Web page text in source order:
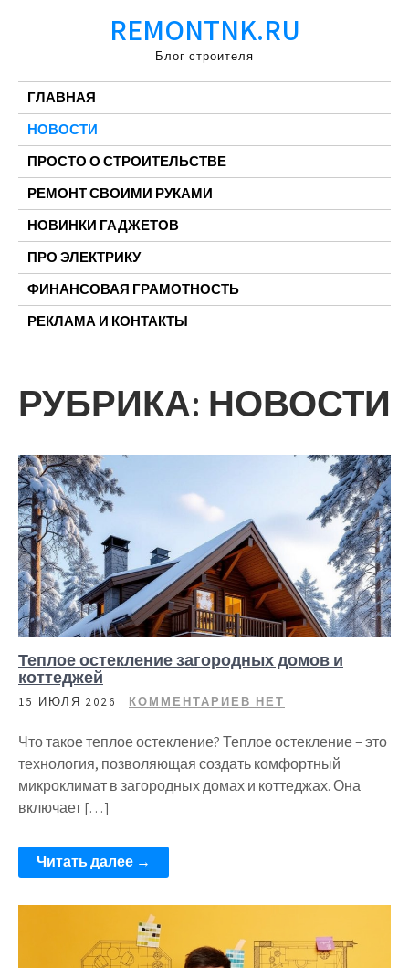
REMONTNK.RU
Блог строителя
ГЛАВНАЯ
НОВОСТИ
ПРОСТО О СТРОИТЕЛЬСТВЕ
РЕМОНТ СВОИМИ РУКАМИ
НОВИНКИ ГАДЖЕТОВ
ПРО ЭЛЕКТРИКУ
ФИНАНСОВАЯ ГРАМОТНОСТЬ
РЕКЛАМА И КОНТАКТЫ
РУБРИКА: НОВОСТИ
Теплое остекление загородных домов и
коттеджей
15 ИЮЛЯ 2026 КОММЕНТАРИЕВ НЕТ
Что такое теплое остекление? Теплое остекление – это
технология, позволяющая создать комфортный
микроклимат в загородных домах и коттеджах. Она
включает […]
Читать далее →